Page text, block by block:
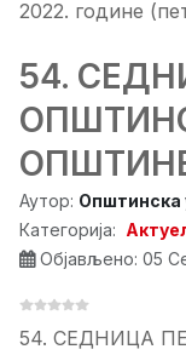
2022. године
54.
Аутор: Општинска
Категорија:
Објављено: 05
54. СЕДНИЦA